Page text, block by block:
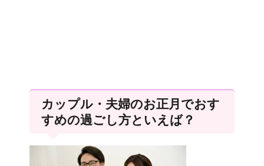
カップル・夫婦のお正月でおす
すめの過ごし方といえば？